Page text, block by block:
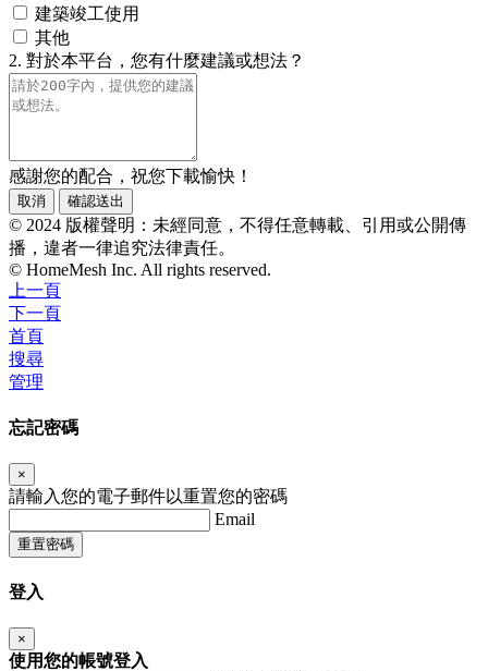
建築竣工使用
其他
2. 對於本平台，您有什麼建議或想法？
感謝您的配合，祝您下載愉快！
取消 確認送出
© 2024 版權聲明：未經同意，不得任意轉載、引用或公開傳
播，違者一律追究法律責任。
© HomeMesh Inc. All rights reserved.
上一頁
下一頁
首頁
搜尋
管理
忘記密碼
×
請輸入您的電子郵件以重置您的密碼
Email
重置密碼
登入
×
使用您的帳號登入